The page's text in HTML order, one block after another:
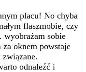
placu! No chyba
flaszmobie, czy
wyobrażam sobie
oknem powstaje
odnaleźć i